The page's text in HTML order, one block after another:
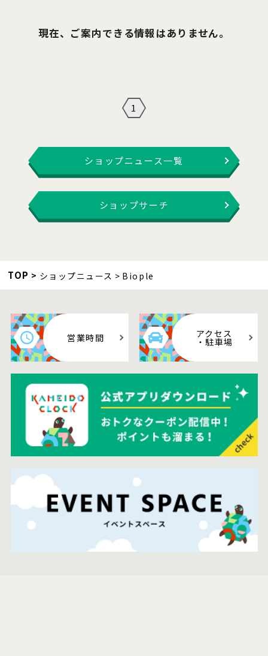
現在、ご案内できる情報はありません。
1
ショップニュース一覧
ショップサーチ
TOP ショップニュース Biople
営業時間 アクセス
・駐車場